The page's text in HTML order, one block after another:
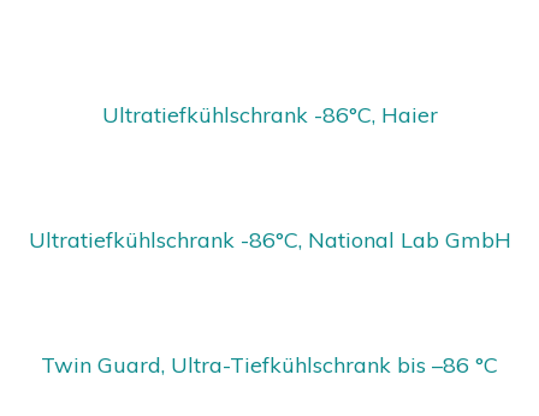
Ultratiefkühlschrank -86°C, Haier
Ultratiefkühlschrank -86°C, National Lab GmbH
Twin Guard, Ultra-Tiefkühlschrank bis –86 °C